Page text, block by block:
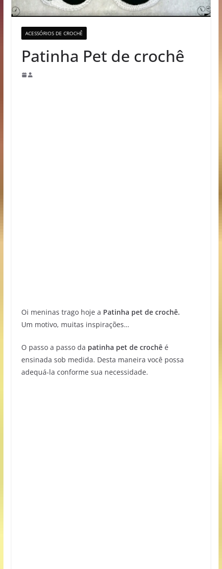
ACESSÓRIOS DE CROCHÊ
Patinha Pet de crochê
Oi meninas trago hoje a Patinha pet de crochê.
Um motivo, muitas inspirações…
O passo a passo da patinha pet de crochêé
ensinada sob medida. Desta maneira você possa
adequá-la conforme sua necessidade.